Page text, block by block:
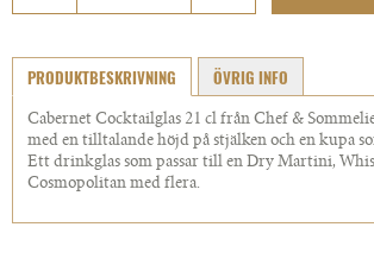
PRODUKTBESKRIVNING ÖVRIG INFO
Cabernet Cocktailglas 21 cl från Chef &
med en tilltalande höjd på stjälken och en kupa
Ett drinkglas som passar till en Dry Martini,
Cosmopolitan med flera.